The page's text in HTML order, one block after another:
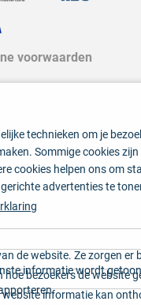
voorwaarden
technieken om je
Sommige cookies
cookies helpen ons om
advertenties te
de website. Ze zorgen er
informatie wordt
bezoekers de website
informatie kan